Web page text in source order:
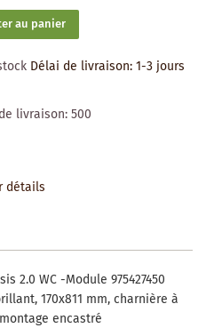
au panier
Délai de livraison: 1-3 jours
livraison:500
détails
2.0 WC -Module 975427450
170x811 mm, charnière à
encastré